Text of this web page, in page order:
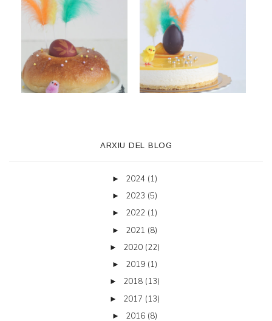
ARXIU DEL BLOG
► 2024 (1)
► 2023 (5)
► 2022 (1)
► 2021 (8)
► 2020 (22)
► 2019 (1)
► 2018 (13)
► 2017 (13)
► 2016 (8)